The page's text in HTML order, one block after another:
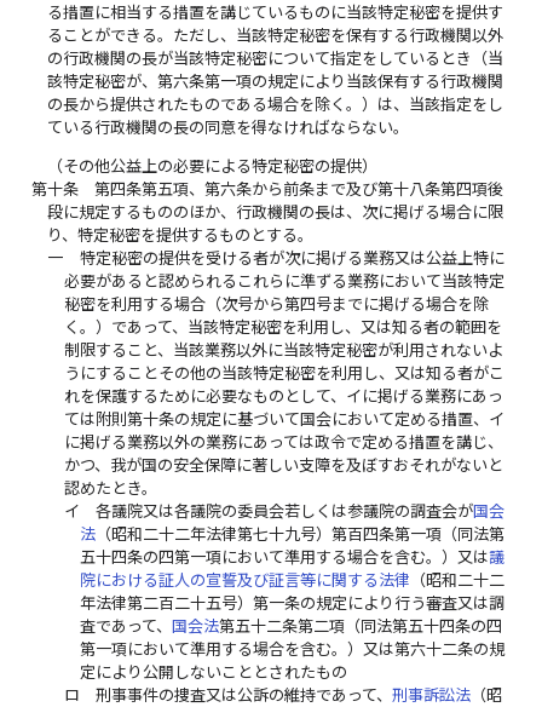
る措置に相当する措置を講じているものに当該特定秘密を提供す
ることができる。ただし、当該特定秘密を保有する行政機関以外
の行政機関の長が当該特定秘密について指定をしているとき（当
該特定秘密が、第六条第一項の規定により当該保有する行政機関
の長から提供されたものである場合を除く。）は、当該指定をし
ている行政機関の長の同意を得なければならない。
（その他公益上の必要による特定秘密の提供）
第十条
第四条第五項、第六条から前条まで及び第十八条第四項後
段に規定するもののほか、行政機関の長は、次に掲げる場合に限
り、特定秘密を提供するものとする。
一
特定秘密の提供を受ける者が次に掲げる業務又は公益上特に
必要があると認められるこれらに準ずる業務において当該特定
秘密を利用する場合（次号から第四号までに掲げる場合を除
く。）であって、当該特定秘密を利用し、又は知る者の範囲を
制限すること、当該業務以外に当該特定秘密が利用されないよ
うにすることその他の当該特定秘密を利用し、又は知る者がこ
れを保護するために必要なものとして、イに掲げる業務にあっ
ては附則第十条の規定に基づいて国会において定める措置、イ
に掲げる業務以外の業務にあっては政令で定める措置を講じ、
かつ、我が国の安全保障に著しい支障を及ぼすおそれがないと
認めたとき。
イ
各議院又は各議院の委員会若しくは参議院の調査会が国会
法（昭和二十二年法律第七十九号）第百四条第一項（同法第
五十四条の四第一項において準用する場合を含む。）又は議
院における証人の宣誓及び証言等に関する法律 （昭和二十二
年法律第二百二十五号）第一条の規定により行う審査又は調
査であって、 国会法第五十二条第二項（同法第五十四条の四
第一項において準用する場合を含む。）又は第六十二条の規
定により公開しないこととされたもの
ロ
刑事事件の捜査又は公訴の維持であって、 刑事訴訟法（昭